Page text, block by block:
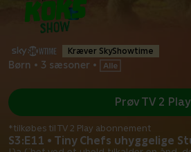
Kræver SkyShowtime
Børn • 3 sæsoner •
S3:E11 • Tiny Chefs uhyggelige
Prøv TV 2
*tilkøbes til TV 2 Play abonnement